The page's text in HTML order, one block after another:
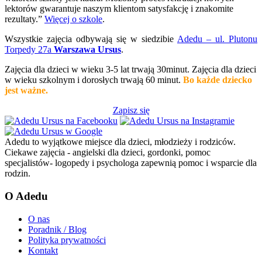
lektorów gwarantuje naszym klientom satysfakcję i znakomite
rezultaty.” Więcej o szkole.
Wszystkie zajęcia odbywają się w siedzibie Adedu – ul. Plutonu
Torpedy 27a Warszawa Ursus.
Zajęcia dla dzieci w wieku 3-5 lat trwają 30minut. Zajęcia dla dzieci
w wieku szkolnym i dorosłych trwają 60 minut. Bo każde dziecko
jest ważne.
Zapisz się
Adedu to wyjątkowe miejsce dla dzieci, młodzieży i rodziców.
Ciekawe zajęcia - angielski dla dzieci, gordonki, pomoc
specjalistów- logopedy i psychologa zapewnią pomoc i wsparcie dla
rodzin.
O Adedu
O nas
Poradnik / Blog
Polityka prywatności
Kontakt